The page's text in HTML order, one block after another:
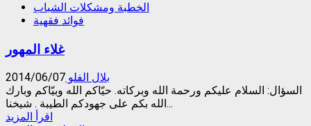
الشباب
ومرحلة
قبل
الخطبة ومشكلات الشباب
فوائد فقهية
غلاء المهور
بلال الفلو 2014/06/07
السؤال: السلام عليكم ورحمة الله وبركاته. حيّاكم الله وبيّاكم وبارك
الله بكم على جهودكم الطيبة . شيخنا...
اقرأ المزيد